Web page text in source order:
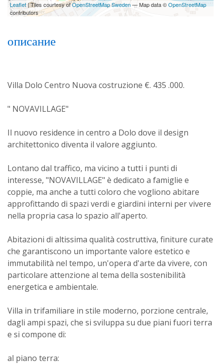
Leaflet | Tiles courtesy ofOpenStreetMap Sweden— Map data ©OpenStreetMap
contributors
описание
Villa Dolo Centro Nuova costruzione €. 435 .000.
" NOVAVILLAGE"
Il nuovo residence in centro a Dolo dove il design
architettonico diventa il valore aggiunto.
Lontano dal traffico, ma vicino a tutti i punti di
interesse, "NOVAVILLAGE" è dedicato a famiglie e
coppie, ma anche a tutti coloro che vogliono abitare
approfittando di spazi verdi e giardini interni per vivere
nella propria casa lo spazio all'aperto.
Abitazioni di altissima qualità costruttiva, finiture curate
che garantiscono un importante valore estetico e
immutabilità nel tempo, un'opera d'arte da vivere, con
particolare attenzione al tema della sostenibilità
energetica e ambientale.
Villa in trifamiliare in stile moderno, porzione centrale,
dagli ampi spazi, che si sviluppa su due piani fuori terra
e si compone di:
al piano terra: